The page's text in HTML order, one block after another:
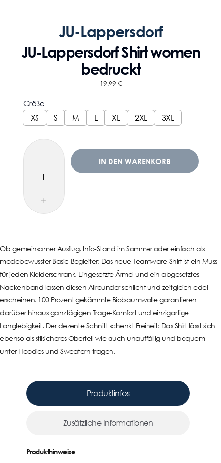
JU-Lappersdorf
JU-Lappersdorf Shirt women
bedruckt
19,99 €
Größe
XS S M L XL 2XL 3XL
IN DEN WARENKORB
Ob gemeinsamer Ausflug, Info-Stand im Sommer oder einfach als
modebewusster Basic-Begleiter: Das neue Teamware-Shirt ist ein Muss
für jeden Kleiderschrank. Eingesetzte Ärmel und ein abgesetztes
Nackenband lassen diesen Allrounder schlicht und zeitgleich edel
erscheinen. 100 Prozent gekämmte Biobaumwolle garantieren
darüber hinaus ganztägigen Trage-Komfort und einzigartige
Langlebigkeit. Der dezente Schnitt schenkt Freiheit: Das Shirt lässt sich
ebenso als stilsicheres Oberteil wie auch unauffällig und bequem
unter Hoodies und Sweatern tragen.
Produktinfos
Zusätzliche Informationen
Produkthinweise